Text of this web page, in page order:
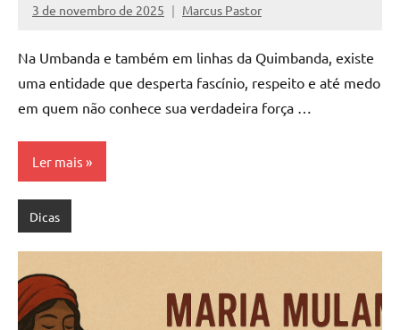
3 de novembro de 2025 Marcus Pastor
Nenhum
Na Umbanda e também em linhas da Quimbanda, existe
uma entidade que desperta fascínio, respeito e até medo
em quem não conhece sua verdadeira força …
Ler mais
Dicas